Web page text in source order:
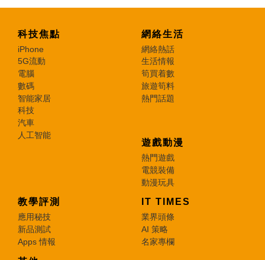
科技焦點
iPhone
5G流動
電腦
數碼
智能家居
科技
汽車
人工智能
網絡生活
網絡熱話
生活情報
筍買着數
旅遊筍料
熱門話題
遊戲動漫
熱門遊戲
電競裝備
動漫玩具
教學評測
應用秘技
新品測試
Apps 情報
IT TIMES
業界頭條
AI 策略
名家專欄